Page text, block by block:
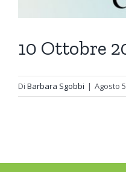
10 Ottobre
Di Barbara Sgobbi | Agosto